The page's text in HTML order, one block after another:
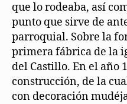
que lo rodeaba, así
punto que sirve de
parroquial. Sobre la
primera fábrica de la
del Castillo. En el año
construcción, de la
con decoración